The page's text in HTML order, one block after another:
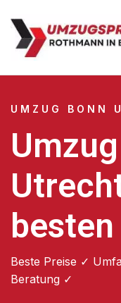
UMZUG BONN
Beste Preise ✓
Beratung ✓